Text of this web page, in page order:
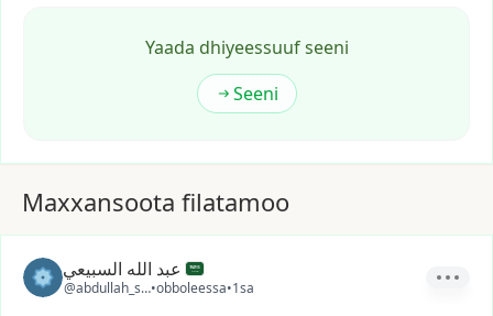
Yaada dhiyeessuuf seeni
Seeni
Maxxansoota filatamoo
عبد الله السبيعي
@abdullah_sa21
•obboleessa•1sa